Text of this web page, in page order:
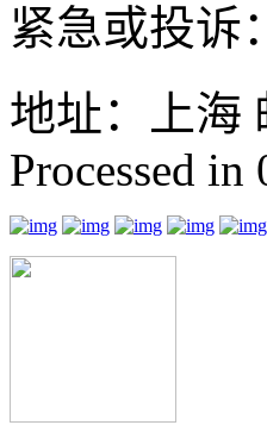
紧急或投诉
地址：上海
Processed in